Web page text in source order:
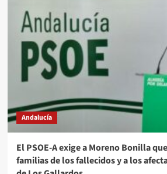
Andalucía
El PSOE-A exige a Moreno Bonilla
familias de los fallecidos y a los